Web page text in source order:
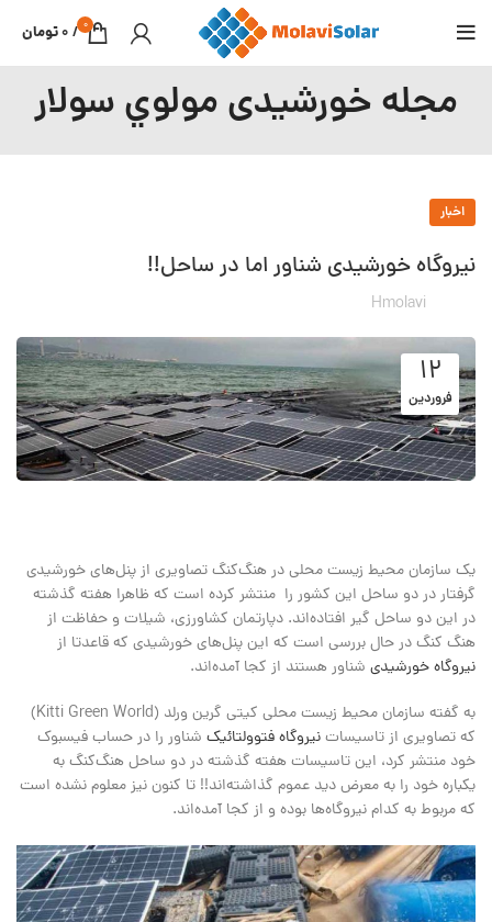
0
/
0تومان
مجله خورشیدی مولوي سولار
اخبار
نیروگاه خورشیدی شناور اما در ساحل!!
Hmolavi
۱۲
فروردین
یک سازمان محیط زیست محلی در هنگ‌کنگ تصاویری از پنل‌‌های خورشیدی
گرفتار در دو ساحل این کشور را منتشر کرده است که ظاهرا هفته گذشته
در این دو ساحل گیر افتاده‌اند. دپارتمان کشاورزی، شیلات و حفاظت از
هنگ کنگ در حال بررسی است که این پنل‌های خورشیدی که قاعدتا از
نیروگاه‌ خورشیدی شناور هستند از کجا آمده‌اند.
به گفته سازمان محیط زیست محلی کیتی گرین ورلد (Kitti Green World)
که تصاویری از تاسیساتنیروگاه فتوولتائیک شناور را در حساب فیسبوک
خود منتشر کرد، این تاسیسات هفته گذشته در دو ساحل هنگ‌کنگ به
یکباره خود را به معرض دید عموم گذاشته‌اند!! تا کنون نیز معلوم نشده است
که مربوط به کدام نیروگاه‌ها بوده و از کجا آمده‌اند.